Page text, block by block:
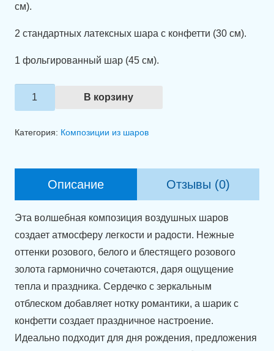
см).
2 стандартных латексных шара с конфетти (30 см).
1 фольгированный шар (45 см).
Количество
товара
В корзину
Категория: Композиции из шаров
Описание Отзывы (0)
Эта волшебная композиция воздушных шаров
создает атмосферу легкости и радости. Нежные
оттенки розового, белого и блестящего розового
золота гармонично сочетаются, даря ощущение
тепла и праздника. Сердечко с зеркальным
отблеском добавляет нотку романтики, а шарик с
конфетти создает праздничное настроение.
Идеально подходит для дня рождения, предложения